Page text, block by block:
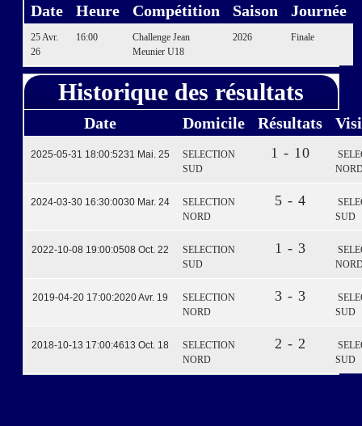
Date Heure Compétition Saison Journée
25 Avr.
26
16:00
Challenge Jean
Meunier U18
2026 Finale
Historique des résultats
Date Domicile Résultats
2025-05-31 18:00:5231 Mai. 25
SELECTION
SUD
1 - 10
2024-03-30 16:30:0030 Mar. 24
SELECTION
NORD
5 - 4
SUD
2022-10-08 19:00:0508 Oct. 22
SELECTION
SUD
1 - 3
2019-04-20 17:00:2020 Avr. 19
SELECTION
NORD
3 - 3
SUD
2018-10-13 17:00:4613 Oct. 18
SELECTION
NORD
2 - 2
SUD